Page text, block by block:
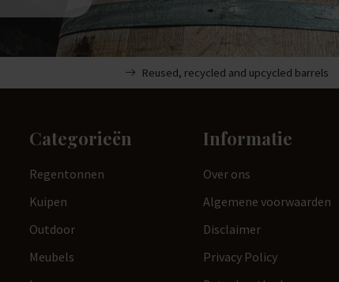
Reused, recycled and upcycled barrels
Categorieën
Regentonnen
Kuipen
Outdoor
Meubels
Informatie
Over ons
Algemene voorwaarden
Disclaimer
Privacy Policy